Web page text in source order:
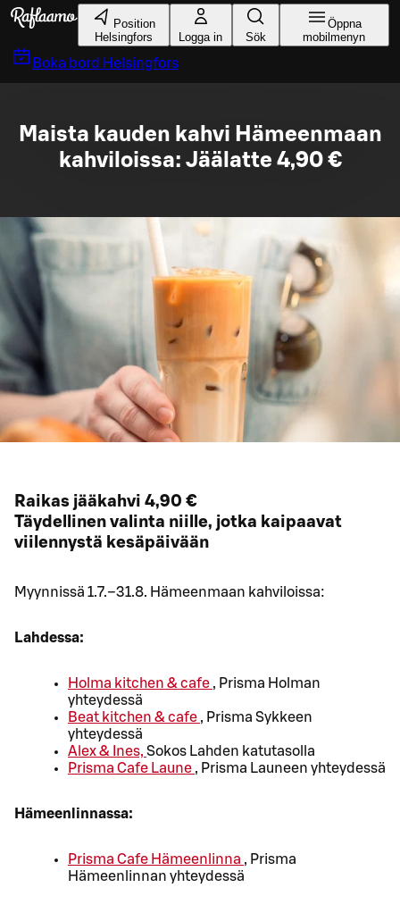
Gå till huvudinnehållet
Position
Helsingfors
Logga in Sök
Öppna
mobilmenyn
Boka bord Helsingfors
Maista kauden kahvi Hämeenmaan
kahviloissa: Jäälatte 4,90 €
Raikas jääkahvi 4,90 €
Täydellinen valinta niille, jotka kaipaavat
viilennystä kesäpäivään
Myynnissä 1.7.–31.8. Hämeenmaan kahviloissa:
Lahdessa:
Holma kitchen & cafe , Prisma Holman
yhteydessä
Beat kitchen & cafe , Prisma Sykkeen
yhteydessä
Alex & Ines, Sokos Lahden katutasolla
Prisma Cafe Laune , Prisma Launeen yhteydessä
Hämeenlinnassa:
Prisma Cafe Hämeenlinna , Prisma
Hämeenlinnan yhteydessä